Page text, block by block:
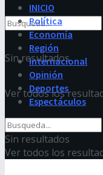
Sin resultados
Ver todos los
INICIO
Política
Economía
Región
Internacional
Opinión
Deportes
Espectáculos
Sin resultados
Ver todos los